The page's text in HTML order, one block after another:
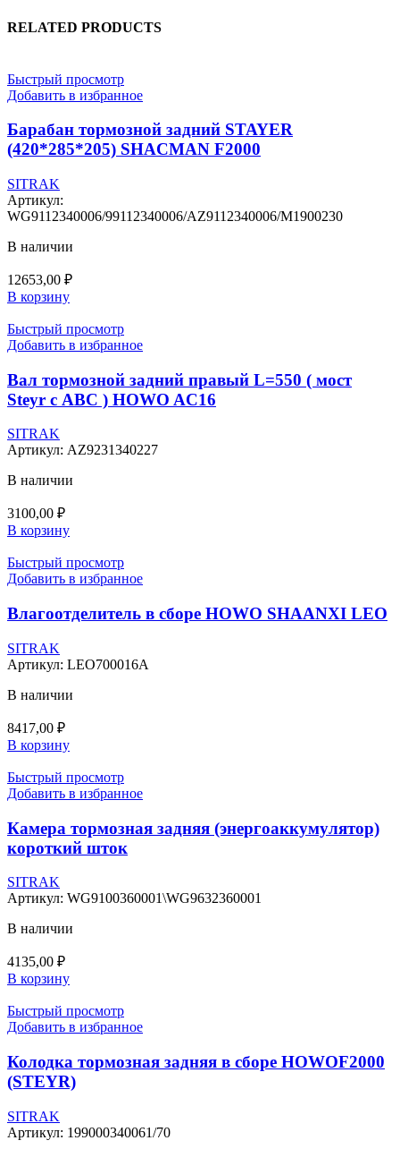
RELATED PRODUCTS
Быстрый просмотр
Добавить в избранное
Барабан тормозной задний STAYER
(420*285*205) SHACMAN F2000
SITRAK
Артикул:
WG9112340006/99112340006/AZ9112340006/M1900230
В наличии
12653,00 ₽
В корзину
Быстрый просмотр
Добавить в избранное
Вал тормозной задний правый L=550 ( мост
Steyr с АВС ) HOWO AC16
SITRAK
Артикул: AZ9231340227
В наличии
3100,00 ₽
В корзину
Быстрый просмотр
Добавить в избранное
Влагоотделитель в сборе HOWO SHAANXI LEO
SITRAK
Артикул: LEO700016A
В наличии
8417,00 ₽
В корзину
Быстрый просмотр
Добавить в избранное
Камера тормозная задняя (энергоаккумулятор)
короткий шток
SITRAK
Артикул: WG9100360001\WG9632360001
В наличии
4135,00 ₽
В корзину
Быстрый просмотр
Добавить в избранное
Колодка тормозная задняя в сборе HOWOF2000
(STEYR)
SITRAK
Артикул: 199000340061/70